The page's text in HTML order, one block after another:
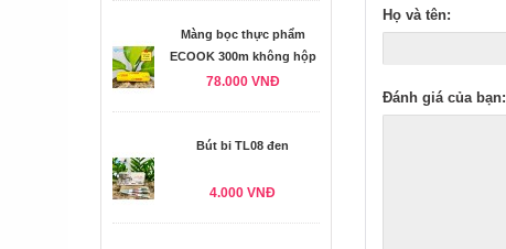
Màng bọc thực phẩm
ECOOK 300m không hộp
78.000 VNĐ
Bút bi TL08 đen
4.000 VNĐ
Họ và tên:
Đánh giá của bạn: